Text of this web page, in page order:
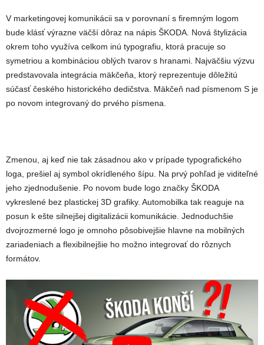
V marketingovej komunikácii sa v porovnaní s firemným logom
bude klásť výrazne väčší dôraz na nápis ŠKODA. Nová štylizácia
okrem toho využíva celkom inú typografiu, ktorá pracuje so
symetriou a kombináciou oblých tvarov s hranami. Najväčšiu výzvu
predstavovala integrácia mäkčeňa, ktorý reprezentuje dôležitú
súčasť českého historického dedičstva. Mäkčeň nad písmenom S je
po novom integrovaný do prvého písmena.
Zmenou, aj keď nie tak zásadnou ako v prípade typografického
loga, prešiel aj symbol okrídleného šípu. Na prvý pohľad je viditeľné
jeho zjednodušenie. Po novom bude logo značky ŠKODA
vykreslené bez plastickej 3D grafiky. Automobilka tak reaguje na
posun k ešte silnejšej digitalizácii komunikácie. Jednoduchšie
dvojrozmerné logo je omnoho pôsobivejšie hlavne na mobilných
zariadeniach a flexibilnejšie ho možno integrovať do rôznych
formátov.